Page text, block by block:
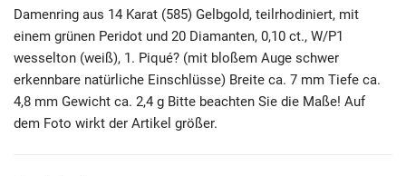
Damenring aus 14 Karat (585) Gelbgold, teilrhodiniert, mit
einem grünen Peridot und 20 Diamanten, 0,10 ct., W/P1
wesselton (weiß), 1. Piqué? (mit bloßem Auge schwer
erkennbare natürliche Einschlüsse) Breite ca. 7 mm Tiefe ca.
4,8 mm Gewicht ca. 2,4 g Bitte beachten Sie die Maße! Auf
dem Foto wirkt der Artikel größer.